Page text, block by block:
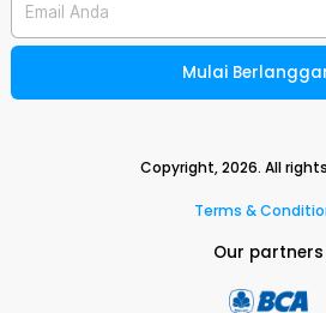
Email Anda
Mulai
Copyright,2026. All
Terms &
Our partners